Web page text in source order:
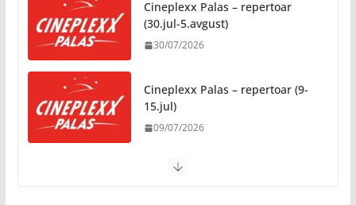
Na jesen počinje novo poglavlje
za Banju Luku: Starčevica
dobija prvu senzornu baštu u
05/08/2026
Banja Luka domaćin „Vespa
05/08/2026
Cineplexx Palas – repertoar
(30.jul-5.avgust)
30/07/2026
Cineplexx Palas – repertoar (9-
15.jul)
09/07/2026